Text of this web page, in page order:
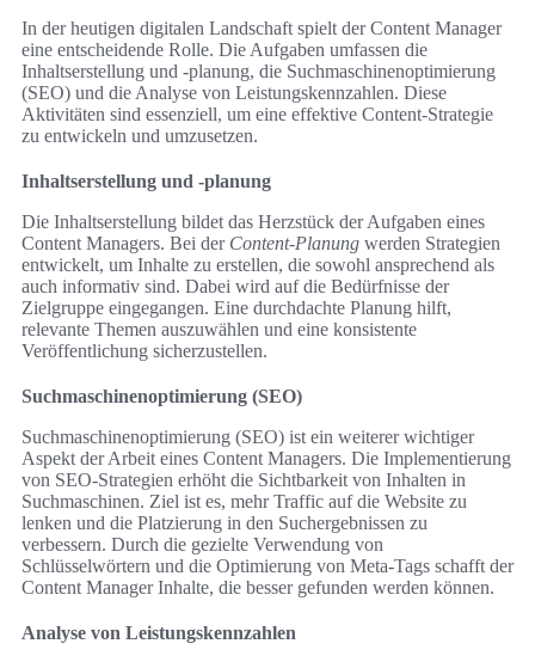
In der heutigen digitalen Landschaft spielt der Content Manager
eine entscheidende Rolle. Die Aufgaben umfassen die
Inhaltserstellung und -planung, die Suchmaschinenoptimierung
(SEO) und die Analyse von Leistungskennzahlen. Diese
Aktivitäten sind essenziell, um eine effektive Content-Strategie
zu entwickeln und umzusetzen.
Inhaltserstellung und -planung
Die Inhaltserstellung bildet das Herzstück der Aufgaben eines
Content Managers. Bei der Content-Planung werden Strategien
entwickelt, um Inhalte zu erstellen, die sowohl ansprechend als
auch informativ sind. Dabei wird auf die Bedürfnisse der
Zielgruppe eingegangen. Eine durchdachte Planung hilft,
relevante Themen auszuwählen und eine konsistente
Veröffentlichung sicherzustellen.
Suchmaschinenoptimierung (SEO)
Suchmaschinenoptimierung (SEO) ist ein weiterer wichtiger
Aspekt der Arbeit eines Content Managers. Die Implementierung
von SEO-Strategien erhöht die Sichtbarkeit von Inhalten in
Suchmaschinen. Ziel ist es, mehr Traffic auf die Website zu
lenken und die Platzierung in den Suchergebnissen zu
verbessern. Durch die gezielte Verwendung von
Schlüsselwörtern und die Optimierung von Meta-Tags schafft der
Content Manager Inhalte, die besser gefunden werden können.
Analyse von Leistungskennzahlen